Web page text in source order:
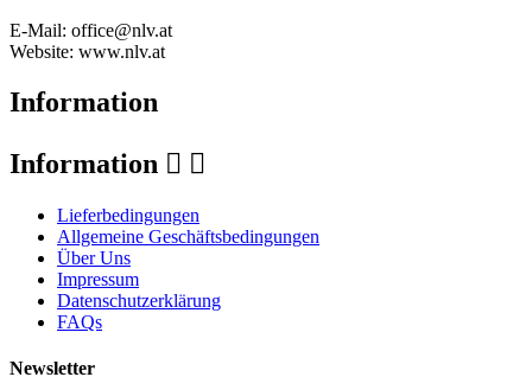
E-Mail: office@nlv.at
Website: www.nlv.at
Information
Information  
Lieferbedingungen
Allgemeine Geschäftsbedingungen
Über Uns
Impressum
Datenschutzerklärung
FAQs
Newsletter